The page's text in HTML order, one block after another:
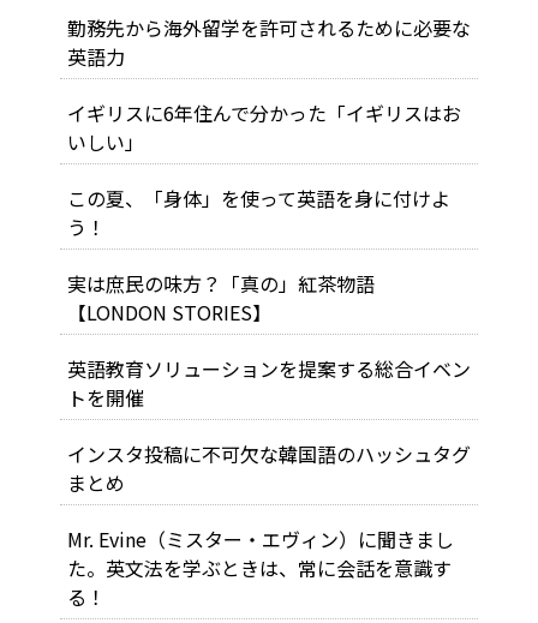
勤務先から海外留学を許可されるために必要な
英語力
イギリスに6年住んで分かった「イギリスはお
いしい」
この夏、「身体」を使って英語を身に付けよ
う！
実は庶民の味方？「真の」紅茶物語
【LONDON STORIES】
英語教育ソリューションを提案する総合イベン
トを開催
インスタ投稿に不可欠な韓国語のハッシュタグ
まとめ
Mr. Evine（ミスター・エヴィン）に聞きまし
た。英文法を学ぶときは、常に会話を意識す
る！